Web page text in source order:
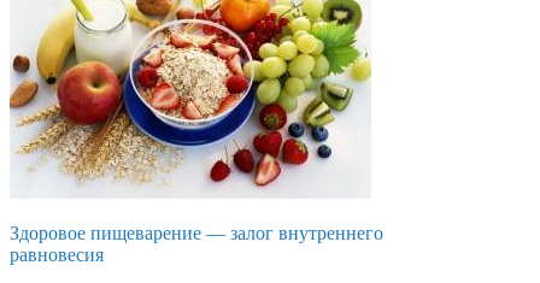
Здоровое пищеварение — залог внутреннего
равновесия